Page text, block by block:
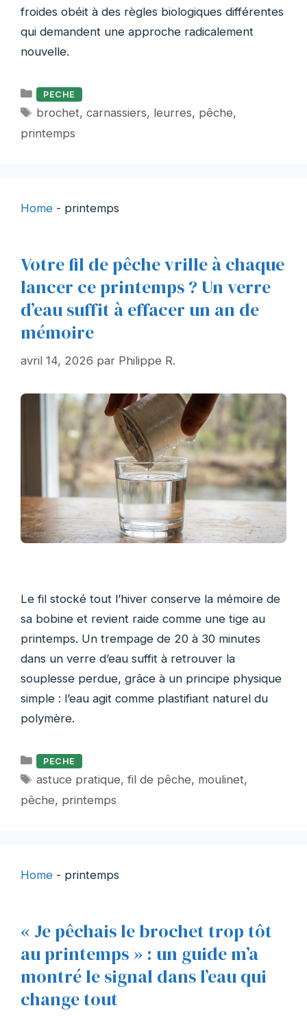
froides obéit à des règles biologiques différentes
qui demandent une approche radicalement
nouvelle.
Catégories
PECHE
Étiquettes
brochet,carnassiers, leurres, pêche,
printemps
Home - printemps
Votre fil de pêche vrille à chaque
lancer ce printemps ? Un verre
d’eau suffit à effacer un an de
mémoire
avril 14, 2026 par Philippe R.
Le fil stocké tout l’hiver conserve la mémoire de
sa bobine et revient raide comme une tige au
printemps. Un trempage de 20 à 30 minutes
dans un verre d’eau suffit à retrouver la
souplesse perdue, grâce à un principe physique
simple : l’eau agit comme plastifiant naturel du
polymère.
Catégories
PECHE
Étiquettes
astuce pratique,fil de pêche, moulinet,
pêche, printemps
Home - printemps
« Je pêchais le brochet trop tôt
au printemps » : un guide m’a
montré le signal dans l’eau qui
change tout